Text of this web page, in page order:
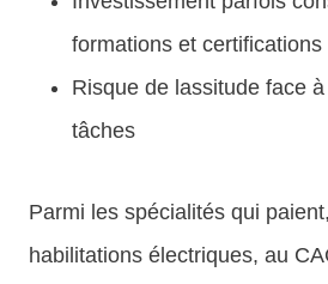
formations et certifications
Risque de lassitude face
tâches
Parmi les spécialités qui
habilitations électriques, au